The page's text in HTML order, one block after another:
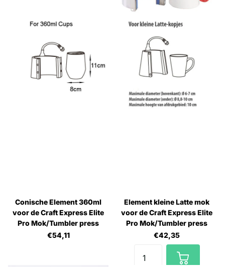
Conische Element 360ml
voor de Craft Express Elite
Pro Mok/Tumbler press
€54,11
Element kleine Latte mok
voor de Craft Express Elite
Pro Mok/Tumbler press
€42,35